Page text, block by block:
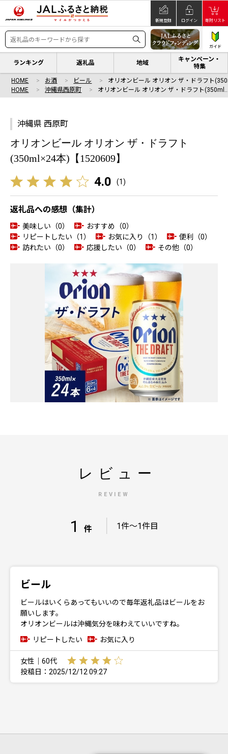
新規登録 ログイン 寄附リスト
ガイド
ランキング 返礼品 地域
キャンペーン・
特集
HOME お酒 ビール
オリオンビール オリオン ザ・ドラフト
HOME
沖縄県西原町 オリオンビール オリオン ザ・ドラフト
沖縄県 西原町
オリオンビール オリオン ザ・ドラフト
(350ml×24本)【1520609】
4.0 (1)
返礼品への感想（集計）
美味しい（0）
おすすめ（0）
リピートしたい（1）
お気に入り（1）
便利（0）
訪れたい（0）
応援したい（0） その他（0）
レビュー
REVIEW
1 件 1件～1件目
ビール
ビールはいくらあってもいいので毎年返礼品はビールをお
願いします。
オリオンビールは沖縄気分を味わえていいですね。
リピートしたい
お気に入り
女性｜60代
投稿日：2025/12/12 09:27